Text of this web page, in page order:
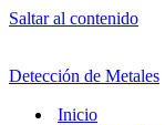
Saltar al contenido
Detección de Metales
Inicio